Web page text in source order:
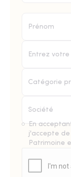
Catégorie
En
j'accepte
Patrimoine